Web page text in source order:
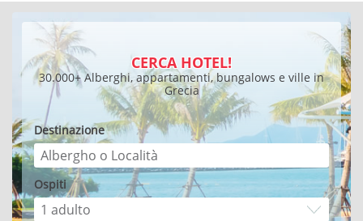
CERCA HOTEL!
30.000+ Alberghi, appartamenti, bungalows e ville in
Grecia
Destinazione
Ospiti